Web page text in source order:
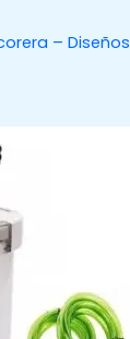
– Diseños